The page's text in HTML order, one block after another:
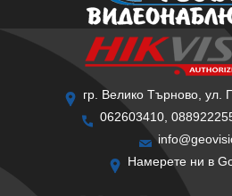
гр. Велико Търново, ул.
062603410,
Намерете ни в